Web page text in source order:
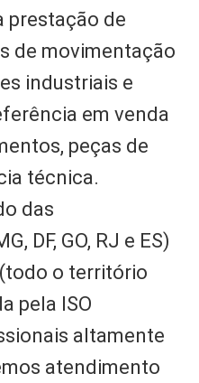
prestação de
de movimentação
industriais e
em venda
peças de
técnica.
das
DF, GO, RJ e ES)
o território
pela ISO
altamente
atendimento